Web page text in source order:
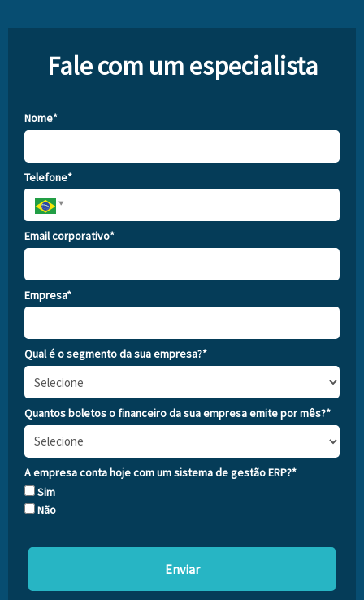
Fale com um especialista
Nome*
Telefone*
Email corporativo*
Empresa*
Qual é o segmento da sua empresa?*
Quantos boletos o financeiro da sua empresa emite por mês?*
A empresa conta hoje com um sistema de gestão ERP?*
Sim
Não
Enviar